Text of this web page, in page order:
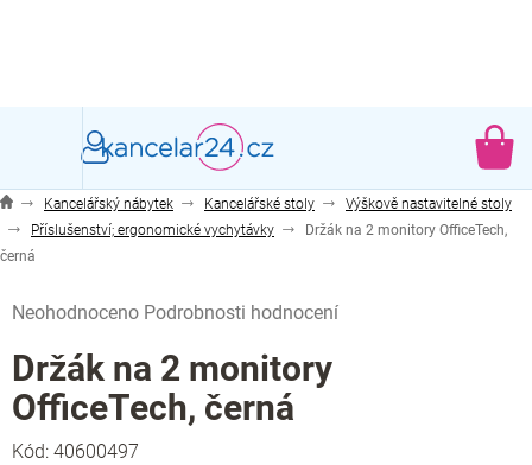
Kancelářský nábytek Kancelářské stoly
Výškově nastavitelné stoly
Příslušenství; ergonomické vychytávky
Držák na 2 monitory OfficeTech,
černá
hodnocení
produktu
je
0,0
z
5
Neohodnoceno Podrobnosti hodnocení
Držák na 2 monitory
OfficeTech, černá
Kód: 40600497